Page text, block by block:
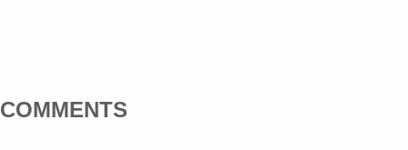
COMMENTS